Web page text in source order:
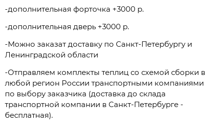
-дополнительная форточка +3000 р.
-дополнительная дверь +3000 р.
-Можно заказат доставку по Санкт-Петербургу и
Ленинградской области
-Отправляем комплекты теплиц со схемой сборки в
любой регион России транспортными компаниями
по выбору заказчика (доставка до склада
транспортной компании в Санкт-Петербурге -
бесплатная).